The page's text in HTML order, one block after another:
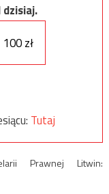
100 zł
Tutaj
Prawnej Litwin: